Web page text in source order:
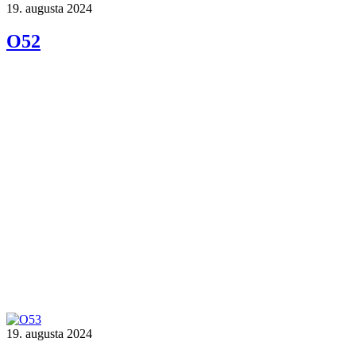
19. augusta 2024
O52
19. augusta 2024